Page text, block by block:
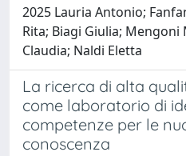
2025 Lauria Antonio;
Rita; Biagi Giulia; Mengoni
Claudia; Naldi Eletta
La ricerca di alta
come laboratorio di
competenze per le
conoscenza